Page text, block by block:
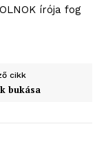
írója fog
cikk
bukása